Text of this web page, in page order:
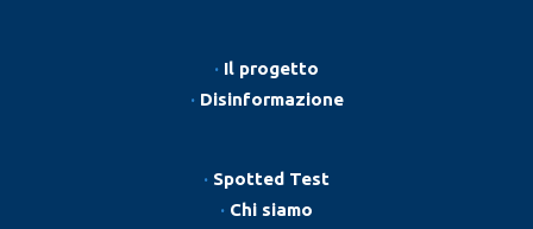
· Il progetto
· Disinformazione
· Spotted Test
· Chi siamo